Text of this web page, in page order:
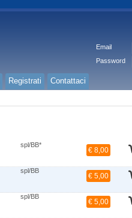
Email
Password
Registrati
Contattaci
spl/BB*
€ 8,00
spl/BB
€ 5,00
spl/BB
€ 5,00